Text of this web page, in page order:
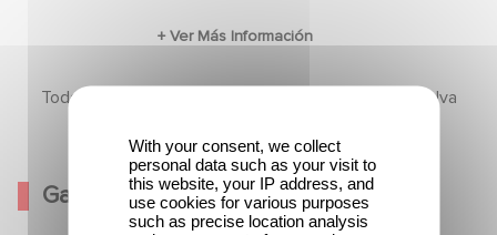
Todavía no hay contenido en esta sección, pero vuelva
Galería
With your consent, we collect
personal data such as your visit to
this website, your IP address, and
use cookies for various purposes
such as precise location analysis